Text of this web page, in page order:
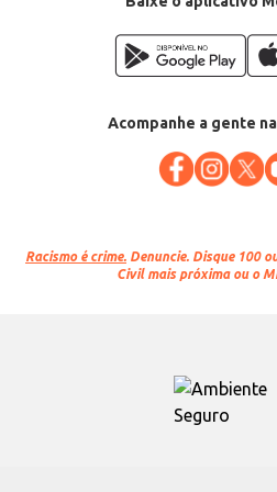
Acompanhe a gente
Racismo é crime. Denuncie. Disque 100
Civil mais próxima ou o